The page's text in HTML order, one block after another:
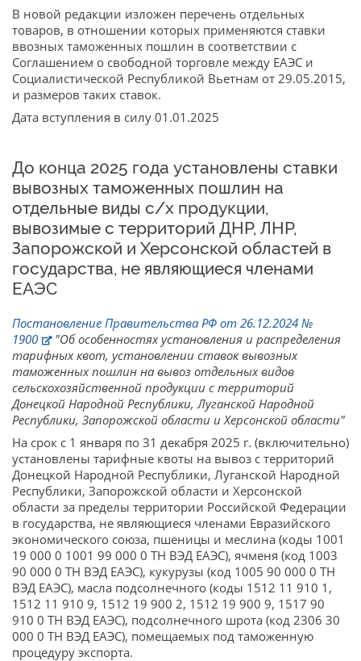
В новой редакции изложен перечень отдельных
товаров, в отношении которых применяются ставки
ввозных таможенных пошлин в соответствии с
Соглашением о свободной торговле между ЕАЭС и
Социалистической Республикой Вьетнам от 29.05.2015,
и размеров таких ставок.
Дата вступления в силу 01.01.2025
До конца 2025 года установлены ставки
вывозных таможенных пошлин на
отдельные виды с/х продукции,
вывозимые с территорий ДНР, ЛНР,
Запорожской и Херсонской областей в
государства, не являющиеся членами
ЕАЭС
Постановление Правительства РФ от 26.12.2024 №
1900
"Об особенностях установления и распределения
тарифных квот, установлении ставок вывозных
таможенных пошлин на вывоз отдельных видов
сельскохозяйственной продукции с территорий
Донецкой Народной Республики, Луганской Народной
Республики, Запорожской области и Херсонской области"
На срок с 1 января по 31 декабря 2025 г. (включительно)
установлены тарифные квоты на вывоз с территорий
Донецкой Народной Республики, Луганской Народной
Республики, Запорожской области и Херсонской
области за пределы территории Российской Федерации
в государства, не являющиеся членами Евразийского
экономического союза, пшеницы и меслина (коды 1001
19 000 0 1001 99 000 0 ТН ВЭД ЕАЭС), ячменя (код 1003
90 000 0 ТН ВЭД ЕАЭС), кукурузы (код 1005 90 000 0 ТН
ВЭД ЕАЭС), масла подсолнечного (коды 1512 11 910 1,
1512 11 910 9, 1512 19 900 2, 1512 19 900 9, 1517 90
910 0 ТН ВЭД ЕАЭС), подсолнечного шрота (код 2306 30
000 0 ТН ВЭД ЕАЭС), помещаемых под таможенную
процедуру экспорта.